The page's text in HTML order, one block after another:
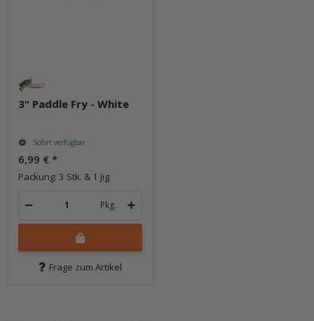
3" Paddle Fry - White
Sofort verfügbar
6,99 € *
Packung: 3 Stk. & 1 Jig
Pkg.
Frage zum Artikel